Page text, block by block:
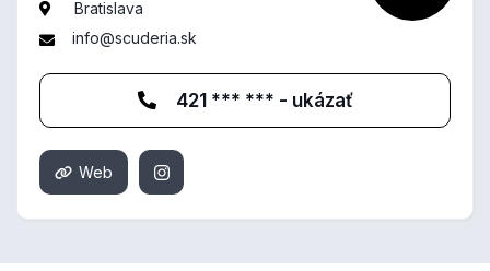
Bratislava
info@scuderia.sk
421 *** *** - ukázať
Web